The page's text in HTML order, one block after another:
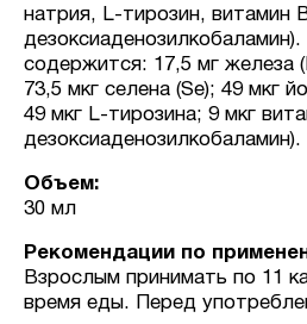
натрия, L-тирозин, витамин
содержится: 17,5 мг железа
73,5 мкг селена (Se); 49 мкг
49 мкг L-тирозина; 9 мкг
дезоксиаденозилкобаламин).
Объем:
30 мл
Рекомендации по
Взрослым принимать по 11
время еды. Перед